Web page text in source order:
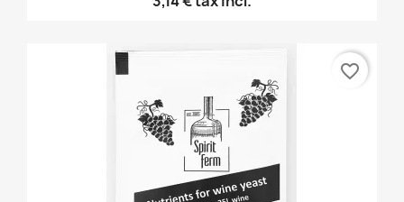
favorite_border